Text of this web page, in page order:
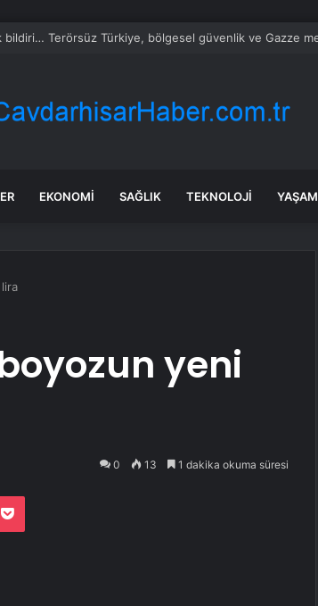
1 euroya satışta: Sahibi olmak için tek bir şart var
EKONOMI SAĞLIK TEKNOLOJI YAŞAM
yeni
0 13 1 dakika okuma süresi
Pocket